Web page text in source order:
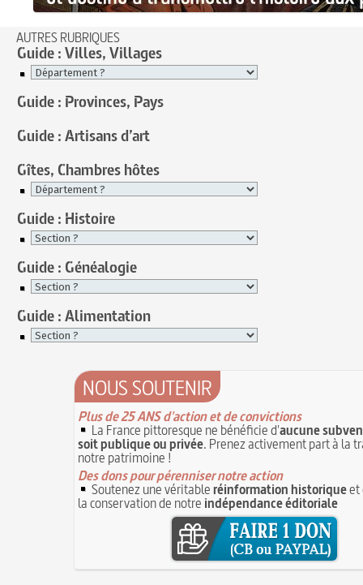
AUTRES RUBRIQUES
Guide : Villes, Villages
Guide : Provinces, Pays
Guide : Artisans d’art
Gîtes, Chambres hôtes
Guide : Histoire
Guide : Généalogie
Guide : Alimentation
NOUS SOUTENIR
Plus de 25 ANS d'action et de convictions
La France pittoresque ne bénéficie d'aucune
soit publique ou privée. Prenez activement part à la
notre patrimoine !
Des dons pour pérenniser notre action
Soutenez une véritableréinformation historiqueet
la conservation de notre indépendance éditoriale